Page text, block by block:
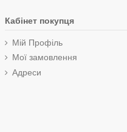
Кабінет покупця
Мій Профіль
Мої замовлення
Адреси